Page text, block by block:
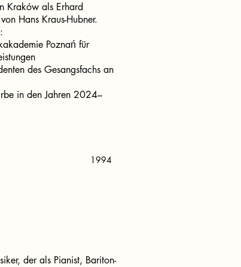
Kraków als Erhard
von Hans Kraus-Hubner.
Poznań für
des Gesangsfachs an
in den Jahren 2024–
1994
der als Pianist, Bariton-